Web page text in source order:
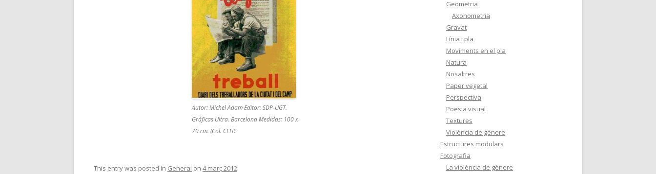
Autor: Michel Adam Editor: SDP-UGT.
Gráficas Ultra. Barcelona Medidas: 100 x
70 cm. (Col. CEHC
This entry was posted in General on 4 març 2012.
Geometria
Axonometria
Gravat
Línia i pla
Moviments en el pla
Natura
Nosaltres
Paper vegetal
Perspectiva
Poesia visual
Textures
Violència de gènere
Estructures modulars
Fotografia
La violència de gènere